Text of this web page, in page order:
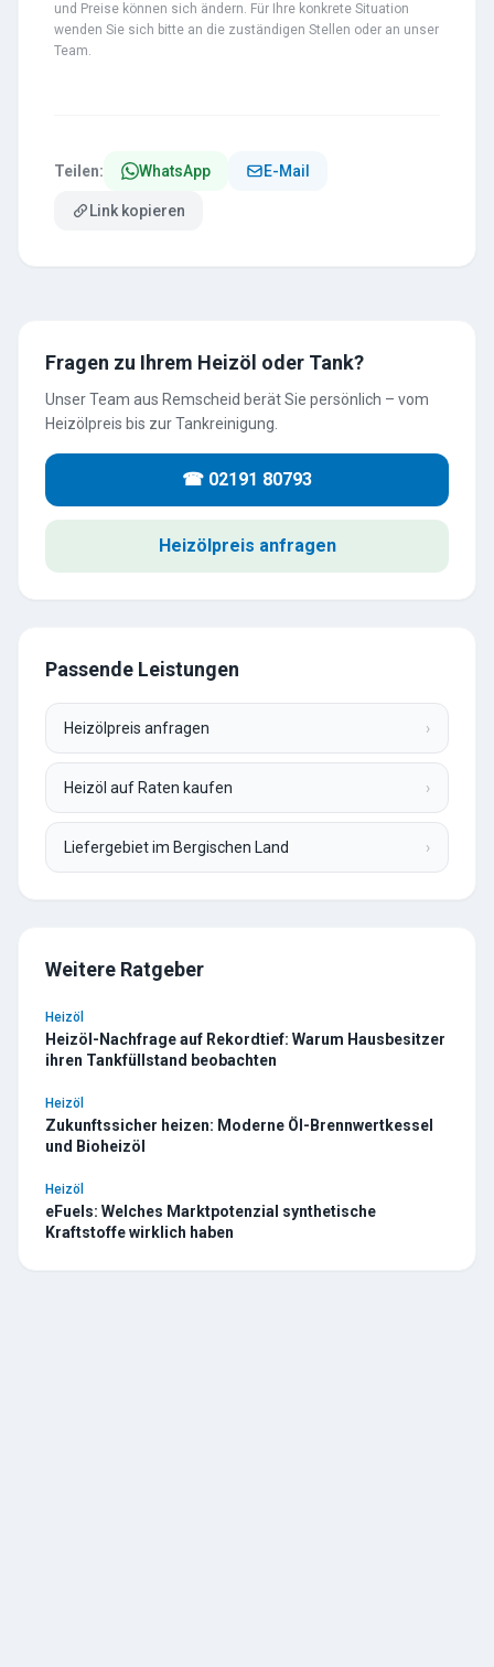
und Preise können sich ändern. Für Ihre konkrete Situation
wenden Sie sich bitte an die zuständigen Stellen oder an unser
Team.
Teilen: WhatsApp E-Mail
Link kopieren
Fragen zu Ihrem Heizöl oder Tank?
Unser Team aus Remscheid berät Sie persönlich – vom
Heizölpreis bis zur Tankreinigung.
☎ 02191 80793
Heizölpreis anfragen
Passende Leistungen
Heizölpreis anfragen ›
Heizöl auf Raten kaufen ›
Liefergebiet im Bergischen Land ›
Weitere Ratgeber
Heizöl
Heizöl-Nachfrage auf Rekordtief: Warum Hausbesitzer
ihren Tankfüllstand beobachten
Heizöl
Zukunftssicher heizen: Moderne Öl-Brennwertkessel
und Bioheizöl
Heizöl
eFuels: Welches Marktpotenzial synthetische
Kraftstoffe wirklich haben